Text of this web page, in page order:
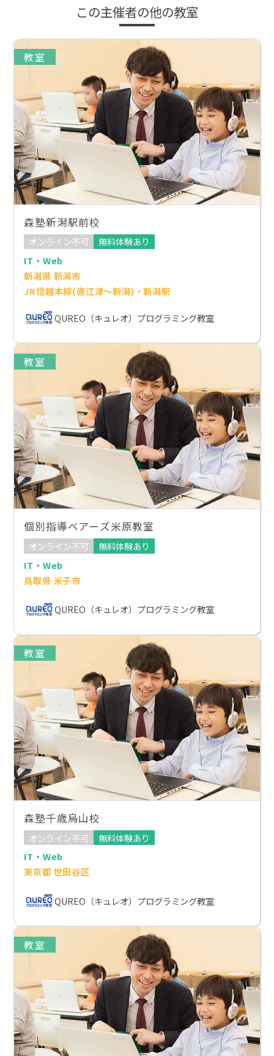
この主催者の他の教室
教室
森塾新潟駅前校
オンライン不可
無料体験あり
IT・Web
新潟県 新潟市
JR信越本線(直江津～新潟)・新潟駅
QUREO（キュレオ）プログラミング教室
教室
個別指導ベアーズ米原教室
オンライン不可
無料体験あり
IT・Web
鳥取県 米子市
QUREO（キュレオ）プログラミング教室
教室
森塾千歳烏山校
オンライン不可
無料体験あり
IT・Web
東京都 世田谷区
QUREO（キュレオ）プログラミング教室
教室